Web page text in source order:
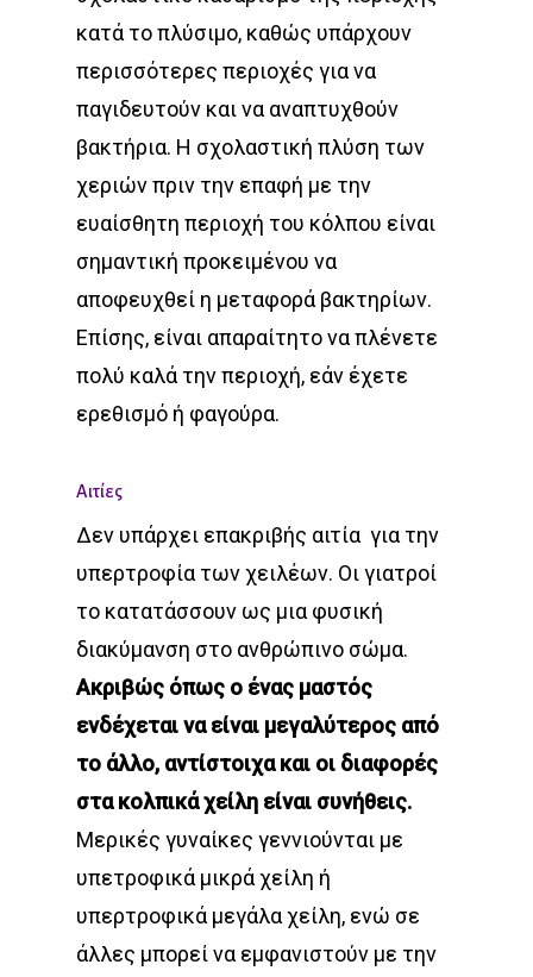
κατά το πλύσιμο, καθώς υπάρχουν
περισσότερες περιοχές για να
παγιδευτούν και να αναπτυχθούν
βακτήρια. Η σχολαστική πλύση των
χεριών πριν την επαφή με την
ευαίσθητη περιοχή του κόλπου είναι
σημαντική προκειμένου να
αποφευχθεί η μεταφορά βακτηρίων.
Επίσης, είναι απαραίτητο να πλένετε
πολύ καλά την περιοχή, εάν έχετε
ερεθισμό ή φαγούρα.
Αιτίες
Δεν υπάρχει επακριβής αιτία για την
υπερτροφία των χειλέων. Οι γιατροί
το κατατάσσουν ως μια φυσική
διακύμανση στο ανθρώπινο σώμα.
Ακριβώς όπως ο ένας μαστός
ενδέχεται να είναι μεγαλύτερος από
το άλλο, αντίστοιχα και οι διαφορές
στα κολπικά χείλη είναι συνήθεις.
Μερικές γυναίκες γεννιούνται με
υπετροφικά μικρά χείλη ή
υπερτροφικά μεγάλα χείλη, ενώ σε
άλλες μπορεί να εμφανιστούν με την